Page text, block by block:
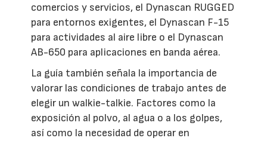
comercios y servicios, el Dynascan RUGGED
para entornos exigentes, el Dynascan F-15
para actividades al aire libre o el Dynascan
AB-650 para aplicaciones en banda aérea.
La guía también señala la importancia de
valorar las condiciones de trabajo antes de
elegir un walkie-talkie. Factores como la
exposición al polvo, al agua o a los golpes,
así como la necesidad de operar en